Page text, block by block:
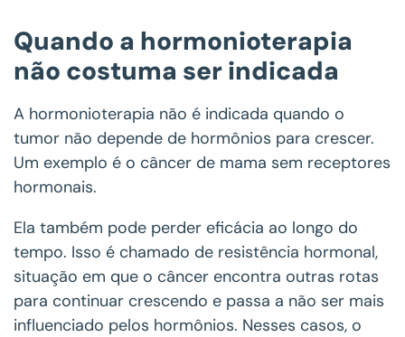
Quando a hormonioterapia
não costuma ser indicada
A hormonioterapia não é indicada quando o
tumor não depende de hormônios para crescer.
Um exemplo é o câncer de mama sem receptores
hormonais.
Ela também pode perder eficácia ao longo do
tempo. Isso é chamado de resistência hormonal,
situação em que o câncer encontra outras rotas
para continuar crescendo e passa a não ser mais
influenciado pelos hormônios. Nesses casos, o